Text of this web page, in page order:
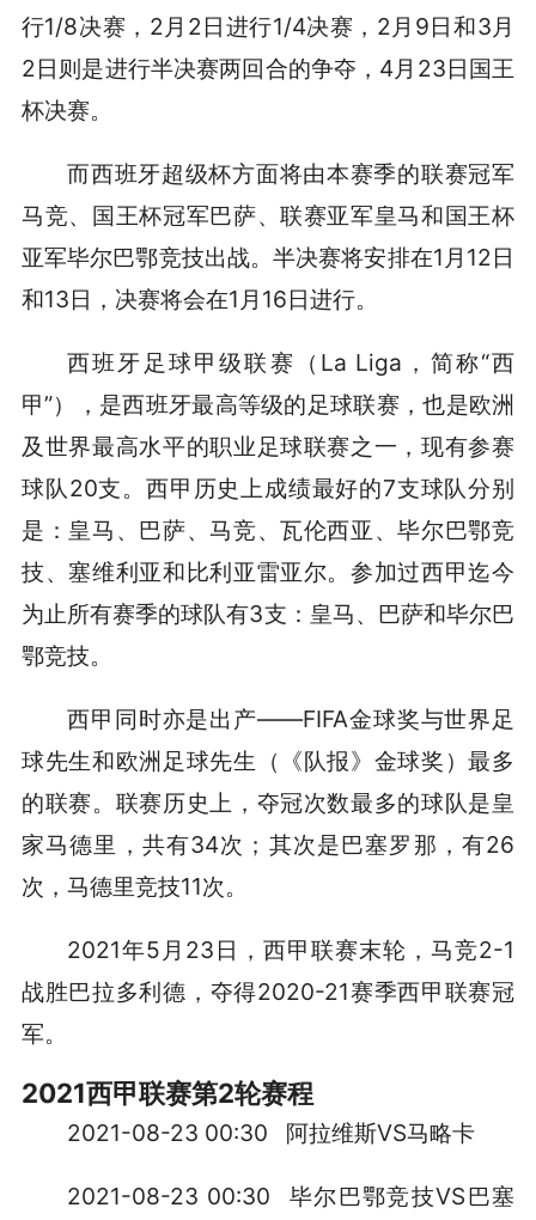
行1/8决赛，2月2日进行1/4决赛，2月9日和3月
2日则是进行半决赛两回合的争夺，4月23日国王
杯决赛。
而西班牙超级杯方面将由本赛季的联赛冠军
马竞、国王杯冠军巴萨、联赛亚军皇马和国王杯
亚军毕尔巴鄂竞技出战。半决赛将安排在1月12日
和13日，决赛将会在1月16日进行。
西班牙足球甲级联赛（La Liga，简称“西
甲”），是西班牙最高等级的足球联赛，也是欧洲
及世界最高水平的职业足球联赛之一，现有参赛
球队20支。西甲历史上成绩最好的7支球队分别
是：皇马、巴萨、马竞、瓦伦西亚、毕尔巴鄂竞
技、塞维利亚和比利亚雷亚尔。参加过西甲迄今
为止所有赛季的球队有3支：皇马、巴萨和毕尔巴
鄂竞技。
西甲同时亦是出产——FIFA金球奖与世界足
球先生和欧洲足球先生（《队报》金球奖）最多
的联赛。联赛历史上，夺冠次数最多的球队是皇
家马德里，共有34次；其次是巴塞罗那，有26
次，马德里竞技11次。
2021年5月23日，西甲联赛末轮，马竞2-1
战胜巴拉多利德，夺得2020-21赛季西甲联赛冠
军。
2021西甲联赛第2轮赛程
2021-08-23 00:30 阿拉维斯VS马略卡
2021-08-23 00:30
毕尔巴鄂竞技VS巴塞